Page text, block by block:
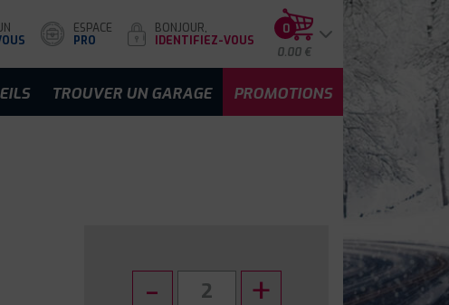
ESPACE
PRO
BONJOUR,
IDENTIFIEZ-VOUS
0
0.00 €
TROUVER UN GARAGE PROMOTIONS